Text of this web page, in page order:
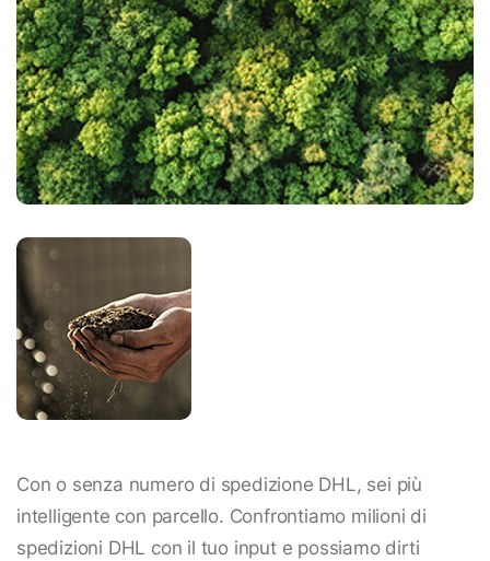
Con o senza numero di spedizione DHL, sei più
intelligente con parcello. Confrontiamo milioni di
spedizioni DHL con il tuo input e possiamo dirti